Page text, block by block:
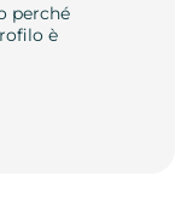
perché
è